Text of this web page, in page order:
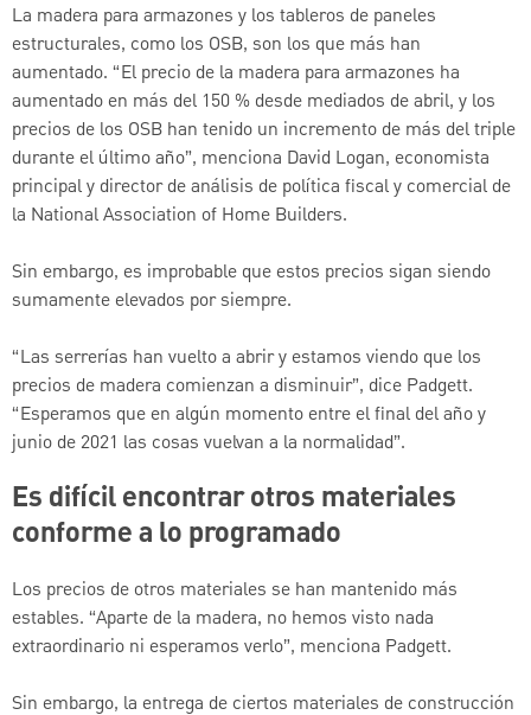
La madera para armazones y los tableros de paneles
estructurales, como los OSB, son los que más han
aumentado. “El precio de la madera para armazones ha
aumentado en más del 150 % desde mediados de abril, y los
precios de los OSB han tenido un incremento de más del triple
durante el último año”, menciona David Logan, economista
principal y director de análisis de política fiscal y comercial de
la National Association of Home Builders.
Sin embargo, es improbable que estos precios sigan siendo
sumamente elevados por siempre.
“Las serrerías han vuelto a abrir y estamos viendo que los
precios de madera comienzan a disminuir”, dice Padgett.
“Esperamos que en algún momento entre el final del año y
junio de 2021 las cosas vuelvan a la normalidad”.
Es difícil encontrar otros materiales
conforme a lo programado
Los precios de otros materiales se han mantenido más
estables. “Aparte de la madera, no hemos visto nada
extraordinario ni esperamos verlo”, menciona Padgett.
Sin embargo, la entrega de ciertos materiales de construcción